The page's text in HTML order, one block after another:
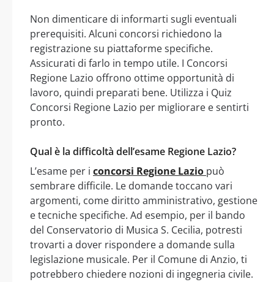
Non dimenticare di informarti sugli eventuali
prerequisiti. Alcuni concorsi richiedono la
registrazione su piattaforme specifiche.
Assicurati di farlo in tempo utile. I Concorsi
Regione Lazio offrono ottime opportunità di
lavoro, quindi preparati bene. Utilizza i Quiz
Concorsi Regione Lazio per migliorare e sentirti
pronto.
Qual è la difficoltà dell’esame Regione Lazio?
L’esame per i concorsi Regione Lazio può
sembrare difficile. Le domande toccano vari
argomenti, come diritto amministrativo, gestione
e tecniche specifiche. Ad esempio, per il bando
del Conservatorio di Musica S. Cecilia, potresti
trovarti a dover rispondere a domande sulla
legislazione musicale. Per il Comune di Anzio, ti
potrebbero chiedere nozioni di ingegneria civile.